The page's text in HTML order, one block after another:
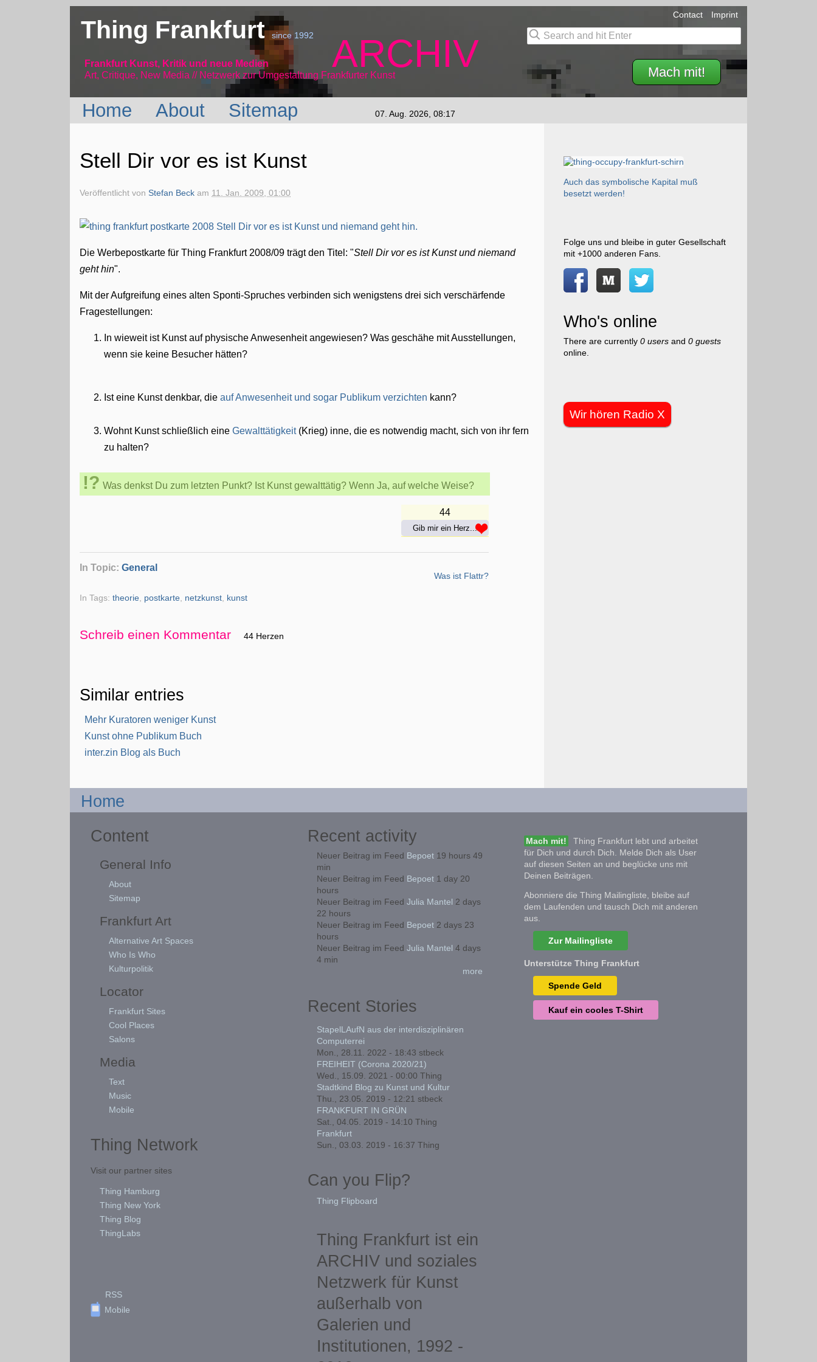
Thing Frankfurtsince 1992
Frankfurt Kunst, Kritik und neue Medien
Art, Critique, New Media // Netzwerk
ARCHIV
zur Umgestaltung Frankfurter Kunst Mach mit!
Contact Imprint
Home About Sitemap 07. Aug. 2026, 08:17
Stell Dir vor es ist Kunst
Veröffentlicht vonStefan Beck am 11. Jan. 2009, 01:00
Die Werbepostkarte für Thing Frankfurt 2008/09 trägt den Titel: "Stell Dir vor es ist Kunst und niemand
geht hin".
Mit der Aufgreifung eines alten Sponti-Spruches verbinden sich wenigstens drei sich verschärfende
Fragestellungen:
In wieweit ist Kunst auf physische Anwesenheit angewiesen? Was geschähe mit Ausstellungen,
wenn sie keine Besucher hätten?
Ist eine Kunst denkbar, dieauf Anwesenheit und sogar Publikum verzichten kann?
Wohnt Kunst schließlich eineGewalttätigkeit(Krieg) inne, die es notwendig macht, sich von ihr fern
zu halten?
Was denkst Du zum letzten Punkt? Ist Kunst gewalttätig? Wenn Ja, auf welche Weise?
44
Gib mir ein Herz...
In Topic:General
In Tags:theorie postkarte netzkunst kunst
Was ist Flattr?
Schreib einen Kommentar 44 Herzen
Similar entries
Mehr Kuratoren weniger Kunst
Kunst ohne Publikum Buch
inter.zin Blog als Buch
Auch das symbolische Kapital muß
besetzt werden!
Folge uns und bleibe in guter Gesellschaft
mit +1000 anderen Fans.
Who's online
There are currently 0 usersand 0 guests
online.
Wir hören Radio X
Home
Content
General Info
About
Sitemap
Frankfurt Art
Alternative Art Spaces
Who Is Who
Kulturpolitik
Locator
Frankfurt Sites
Cool Places
Salons
Media
Text
Music
Mobile
Thing Network
Visit our partner sites
Thing Hamburg
Thing New York
Thing Blog
ThingLabs
RSS
Mobile
Recent activity
Neuer Beitrag im Feed Bepoet19 hours 49
min
Neuer Beitrag im Feed Bepoet1 day 20
hours
Neuer Beitrag im Feed Julia Mantel 2 days
22 hours
Neuer Beitrag im Feed Bepoet2 days 23
hours
Neuer Beitrag im Feed Julia Mantel 4 days
4 min
more
Recent Stories
StapelLAufN aus der interdisziplinären
Computerrei
Mon., 28.11. 2022 - 18:43 stbeck
FREIHEIT (Corona 2020/21)
Wed., 15.09. 2021 - 00:00 Thing
Stadtkind Blog zu Kunst und Kultur
Thu., 23.05. 2019 - 12:21 stbeck
FRANKFURT IN GRÜN
Sat., 04.05. 2019 - 14:10 Thing
Frankfurt
Sun., 03.03. 2019 - 16:37 Thing
Can you Flip?
Thing Flipboard
Thing Frankfurt ist ein
ARCHIV und soziales
Netzwerk für Kunst
außerhalb von
Galerien und
Institutionen, 1992 -
Mach mit!
Thing Frankfurt lebt und arbeitet
für Dich und durch Dich. Melde Dich als User
auf diesen Seiten an und beglücke uns mit
Deinen Beiträgen.
Abonniere die Thing Mailingliste, bleibe auf
dem Laufenden und tausch Dich mit anderen
aus.
Zur Mailingliste
Unterstütze Thing Frankfurt
Spende Geld
Kauf ein cooles T-Shirt